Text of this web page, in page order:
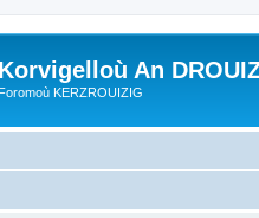
Korvigelloù An
KERZROUIZIG